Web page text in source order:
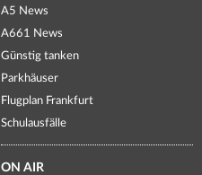
A5 News
A661 News
Günstig tanken
Parkhäuser
Flugplan Frankfurt
Schulausfälle
ON AIR